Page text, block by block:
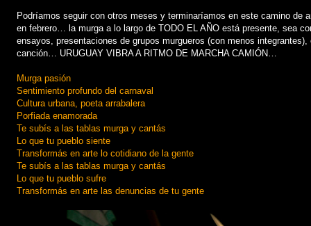
Podríamos seguir con otros meses y terminaríamos en este camino de
en febrero… la murga a lo largo de TODO EL AÑO está presente, sea
ensayos, presentaciones de grupos murgueros (con menos
canción… URUGUAY VIBRA A RITMO DE MARCHA CAMIÓN…
Murga pasión
Sentimiento profundo del carnaval
Cultura urbana, poeta arrabalera
Porfiada enamorada
Te subís a las tablas murga y cantás
Lo que tu pueblo siente
Transformás en arte lo cotidiano de la gente
Te subís a las tablas murga y cantás
Lo que tu pueblo sufre
Transformás en arte las denuncias de tu gente